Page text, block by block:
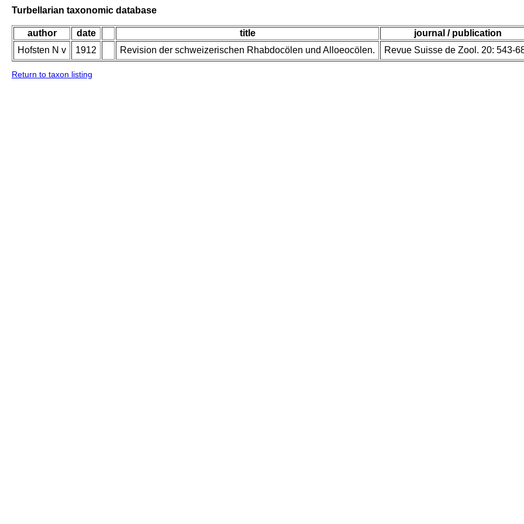
Turbellarian taxonomic database
author date title
journal / publication
Hofsten N v
1912 Revision der schweizerischen Rhabdocölen und Alloeocölen. Revue Suisse de Zool. 20: 543-
Return to taxon listing